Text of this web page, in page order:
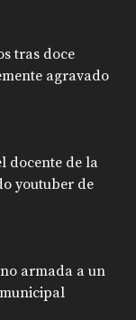
tras doce
agravado
docente de la
youtuber de
armada a un